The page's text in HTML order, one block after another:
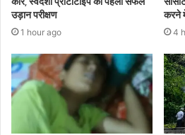
उड़ान परीक्षण
1 hour ago
करने
4